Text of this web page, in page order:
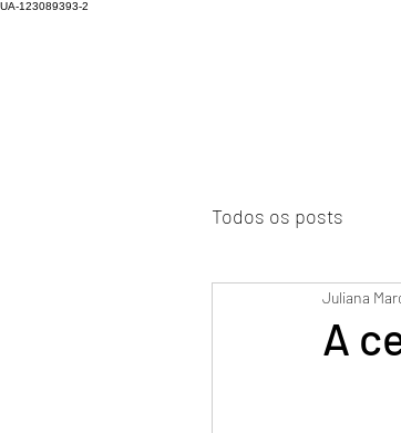
UA-123089393-2
Todos os posts
A
Juliana